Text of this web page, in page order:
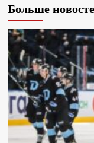
Больше